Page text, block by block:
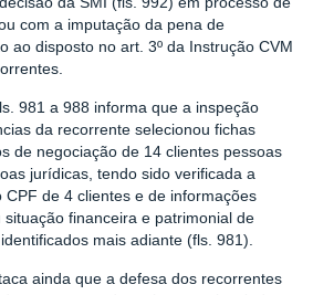
com a imputação da pena de
ao disposto no art. 3º da Instrução CVM
981 a 988 informa que a inspeção
da recorrente selecionou fichas
de negociação de 14 clientes pessoas
jurídicas, tendo sido verificada a
CPF de 4 clientes e de informações
financeira e patrimonial de
mais adiante (fls. 981).
ainda que a defesa dos recorrentes